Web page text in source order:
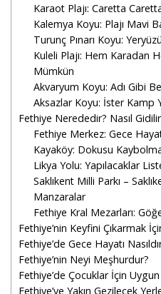
Karaot Plajı: Caretta
Kalemya Koyu: Plajı Mavi
Turunç Pınarı Koyu:
Kuleli Plajı: Hem Karadan
Mümkün
Akvaryum Koyu: Adı Gibi
Aksazlar Koyu: İster Kamp
Fethiye Nerededir? Nasıl
Fethiye Merkez: Gece
Kayaköy: Dokusu
Likya Yolu: Yapılacaklar
Saklıkent Milli Parkı –
Manzaralar
Fethiye Kral Mezarları:
Fethiye’nin Keyfini Çıkarmak
Fethiye’de Gece Hayatı
Fethiye’nin Neyi Meşhurdur?
Fethiye’de Çocuklar İçin
Fethiye’ye Yakın Gezilecek